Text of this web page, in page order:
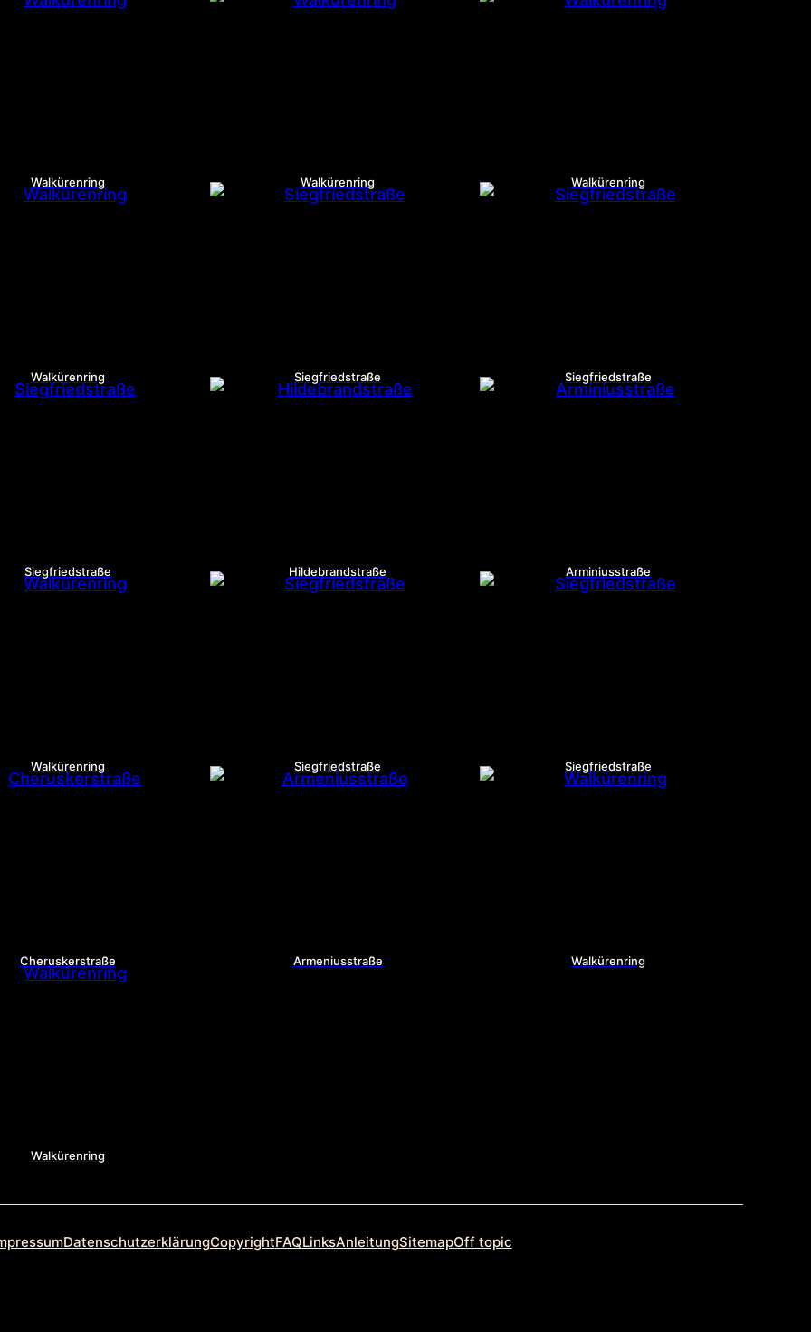
Walkürenring Walkürenring Walkürenring
Walkürenring Siegfriedstraße Siegfriedstraße
Siegfriedstraße Hildebrandstraße Arminiusstraße
Walkürenring Siegfriedstraße Siegfriedstraße
Cheruskerstraße Armeniusstraße Walkürenring
Walkürenring
DatenschutzerklärungCopyrightFAQLinksAnleitungSitemapOff topic